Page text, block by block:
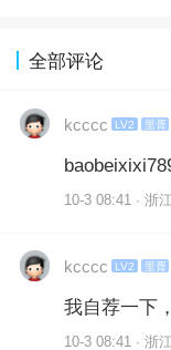
全部评论
kcccc LV2 里胥
10-3 08:41 · 浙江
kcccc LV2 里胥
我自荐一下
10-3 08:41 · 浙江